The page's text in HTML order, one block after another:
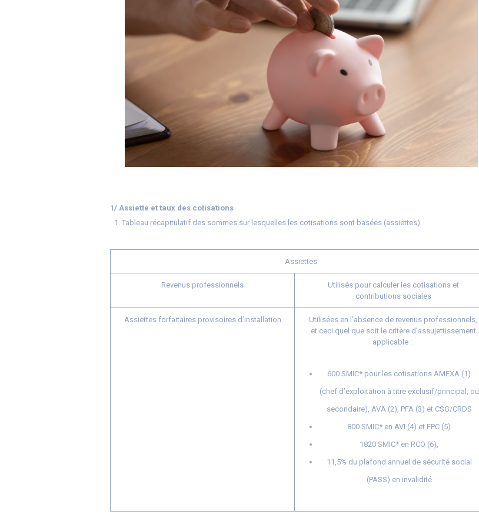
1/ Assiette et taux des cotisations
Tableau récapitulatif des sommes sur lesquelles les cotisations sont basées (assiettes)
Assiettes
Revenus professionnels
Utilisés pour calculer les cotisations et
contributions sociales
Assiettes forfaitaires provisoires d’installation
Utilisées en l’absence de revenus professionnels,
et ceci quel que soit le critère d’assujettissement
applicable :
600 SMIC* pour les cotisations AMEXA (1)
(chef d’exploitation à titre exclusif/principal, ou
secondaire), AVA (2), PFA (3) et CSG/CRDS
800 SMIC* en AVI (4) et FPC (5)
1820 SMIC* en RCO (6),
11,5% du plafond annuel de sécurité social
(PASS) en invalidité